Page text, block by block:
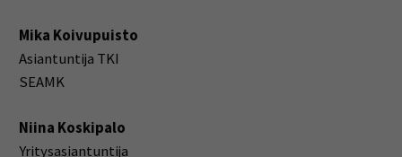
Mika Koivupuisto
Asiantuntija TKI
SEAMK
Niina Koskipalo
Yritysasiantuntija